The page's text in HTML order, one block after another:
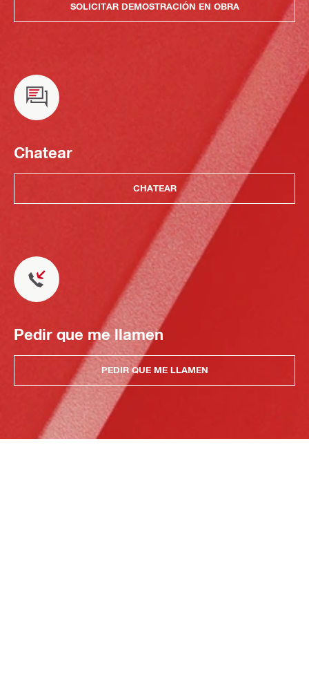
SOLICITAR DEMOSTRACIÓN EN OBRA
Chatear
CHATEAR
Pedir que me llamen
PEDIR QUE ME LLAMEN